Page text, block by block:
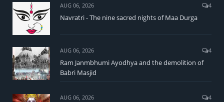
AUG 06, 2026 4
Navratri - The nine sacred nights of Maa Durga
AUG 06, 2026 4
Ram Janmbhumi Ayodhya and the demolition of
Babri Masjid
AUG 06, 2026 4